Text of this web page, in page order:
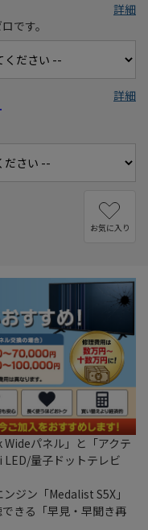
です。
詳細
詳細
お気に入り
パネル」と「アクテ
量子ドットテレビ
ジン「Medalist S5X」
きる「早見・早聞き再